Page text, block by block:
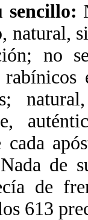
sencillo:
natural,
no
cada
Nada de
de
613